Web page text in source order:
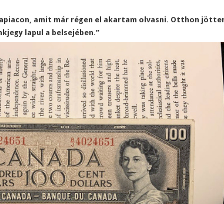
amit már régen el akartam olvasni. Otthon
lapul a belsejében.”